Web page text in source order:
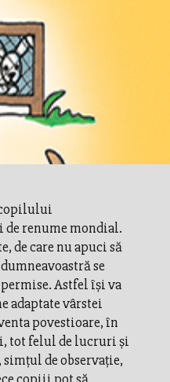
copilului
de renume mondial.
de care nu apuci să
se
Astfel îşi va
adaptate vârstei
povestioare, în
tot felul de lucruri şi
de observaţie,